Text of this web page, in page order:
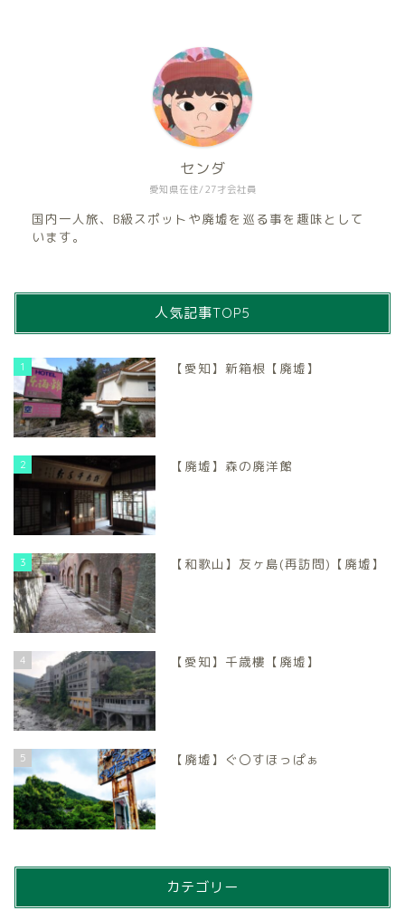
愛知県在住/27才会社員
センダ
国内一人旅、B級スポットや廃墟を巡る事を趣味として
います。
人気記事TOP5
1 【愛知】新箱根【廃墟】
2 【廃墟】森の廃洋館
3 【和歌山】友ヶ島(再訪問)【廃墟】
4 【愛知】千歳樓【廃墟】
5 【廃墟】ぐ〇すほっぱぁ
カテゴリー